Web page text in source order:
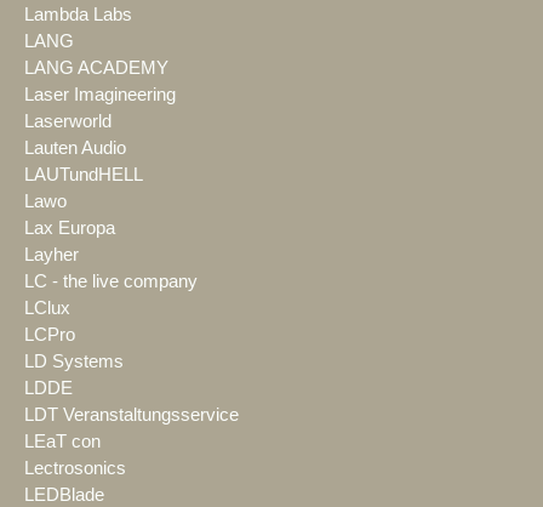
Lambda Labs
LANG
LANG ACADEMY
Laser Imagineering
Laserworld
Lauten Audio
LAUTundHELL
Lawo
Lax Europa
Layher
LC - the live company
LClux
LCPro
LD Systems
LDDE
LDT Veranstaltungsservice
LEaT con
Lectrosonics
LEDBlade